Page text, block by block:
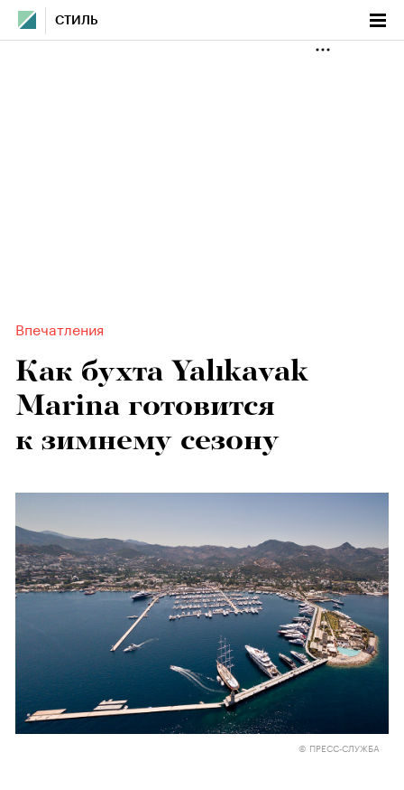
СТИЛЬ
Впечатления
Как бухта Yalıkavak
Marina готовится
к зимнему сезону
© ПРЕСС-СЛУЖБА